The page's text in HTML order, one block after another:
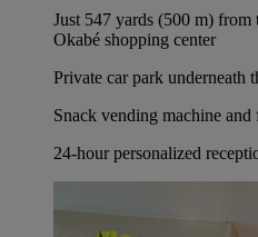
Just 547 yards (500 m)
Okabé shopping center
Private car park underneath
Snack vending machine
24-hour personalized